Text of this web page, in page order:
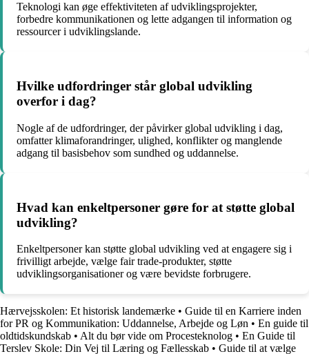
Teknologi kan øge effektiviteten af udviklingsprojekter,
forbedre kommunikationen og lette adgangen til information og
ressourcer i udviklingslande.
Hvilke udfordringer står global udvikling
overfor i dag?
Nogle af de udfordringer, der påvirker global udvikling i dag,
omfatter klimaforandringer, ulighed, konflikter og manglende
adgang til basisbehov som sundhed og uddannelse.
Hvad kan enkeltpersoner gøre for at støtte global
udvikling?
Enkeltpersoner kan støtte global udvikling ved at engagere sig i
frivilligt arbejde, vælge fair trade-produkter, støtte
udviklingsorganisationer og være bevidste forbrugere.
Hærvejsskolen: Et historisk landemærke • Guide til en Karriere inden
for PR og Kommunikation: Uddannelse, Arbejde og Løn • En guide til
oldtidskundskab • Alt du bør vide om Procesteknolog • En Guide til
Terslev Skole: Din Vej til Læring og Fællesskab • Guide til at vælge